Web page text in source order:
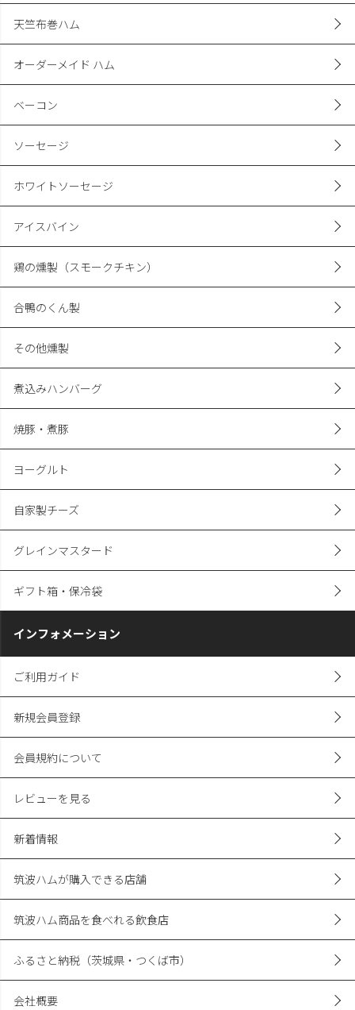
天竺布巻ハム
オーダーメイド ハム
ベーコン
ソーセージ
ホワイトソーセージ
アイスバイン
鶏の燻製（スモークチキン）
合鴨のくん製
その他燻製
煮込みハンバーグ
焼豚・煮豚
ヨーグルト
自家製チーズ
グレインマスタード
ギフト箱・保冷袋
インフォメーション
ご利用ガイド
新規会員登録
会員規約について
レビューを見る
新着情報
筑波ハムが購入できる店舗
筑波ハム商品を食べれる飲食店
ふるさと納税（茨城県・つくば市）
会社概要